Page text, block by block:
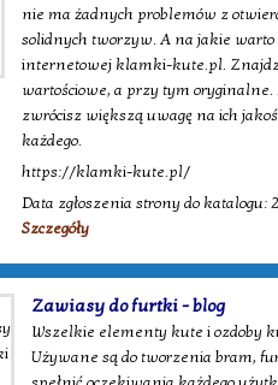
nie ma żadnych problemów z
solidnych tworzyw. A na jakie
internetowej klamki-kute.pl.
wartościowe, a przy tym
zwrócisz większą uwagę na ich
każdego.
https://klamki-kute.pl/
Data zgłoszenia strony do katalogu:
Szczegóły
Zawiasy do furtki - blog
Wszelkie elementy kute i ozdoby
Używane są do tworzenia bram,